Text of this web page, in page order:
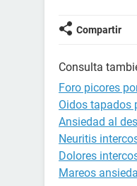
Compartir
Consulta
Foro picores
Oidos tapados
Ansiedad al
Neuritis
Dolores
Mareos